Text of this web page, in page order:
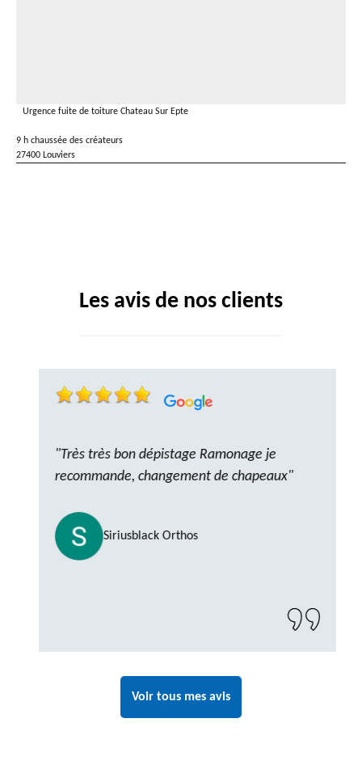
Urgence fuite de toiture Chateau Sur Epte
9 h chaussée des créateurs
27400 Louviers
Les avis de nos clients
"Très très bon dépistage Ramonage je
recommande, changement de chapeaux"
Siriusblack Orthos
Voir tous mes avis